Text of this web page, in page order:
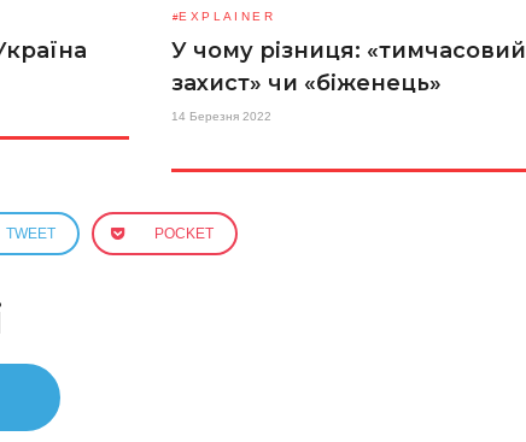
EXPLAINER
У чому різниця: «тимчасовий
захист» чи «біженець»
14 Березня 2022
TWEET POCKET